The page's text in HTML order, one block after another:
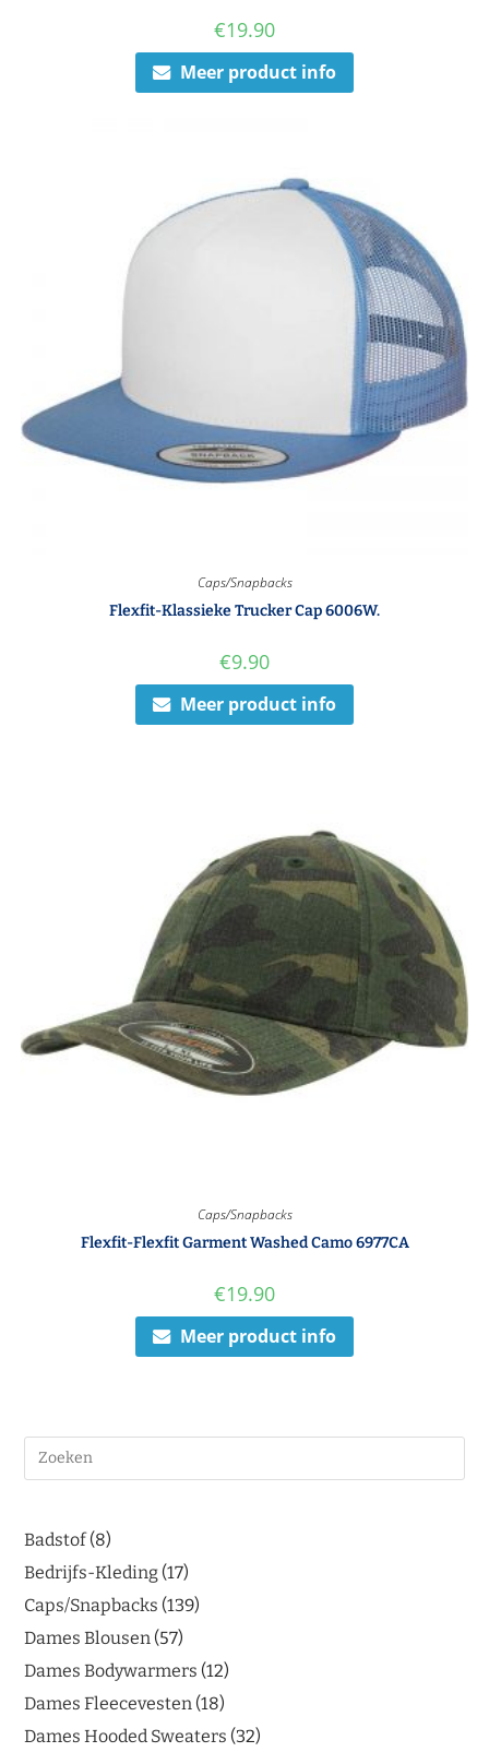
€19.90
Meer product info
Caps/Snapbacks
Flexfit-Klassieke Trucker Cap 6006W.
€9.90
Meer product info
Caps/Snapbacks
Flexfit-Flexfit Garment Washed Camo 6977CA
€19.90
Meer product info
Badstof 8
Bedrijfs-Kleding 17
Caps/Snapbacks 139
Dames Blousen 57
Dames Bodywarmers 12
Dames Fleecevesten 18
Dames Hooded Sweaters 32